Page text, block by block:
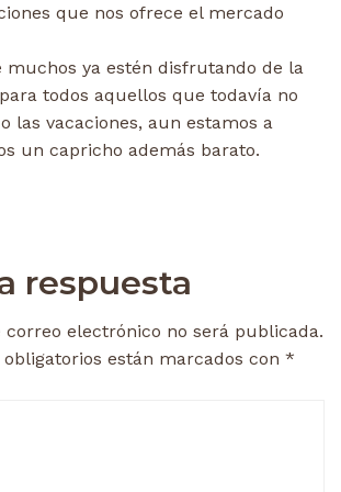
que nos ofrece el mercado
muchos ya estén disfrutando de la
todos aquellos que todavía no
las vacaciones, aun estamos a
un capricho además barato.
respuesta
correo electrónico no será publicada.
están marcados con *